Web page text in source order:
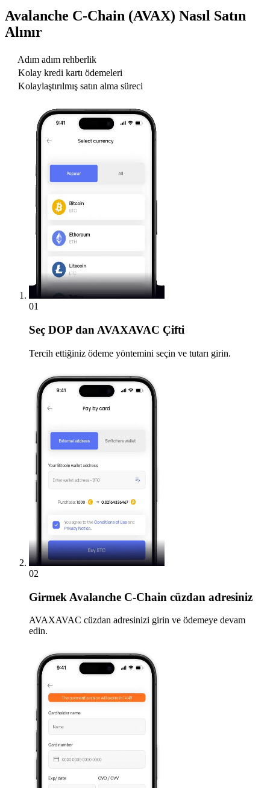
Avalanche C-Chain (AVAX) Nasıl Satın
Alınır
Adım adım rehberlik
Kolay kredi kartı ödemeleri
Kolaylaştırılmış satın alma süreci
01
Seç DOP dan AVAXAVAC Çifti
Tercih ettiğiniz ödeme yöntemini seçin ve tutarı girin.
02
Girmek Avalanche C-Chain cüzdan adresiniz
AVAXAVAC cüzdan adresinizi girin ve ödemeye devam
edin.